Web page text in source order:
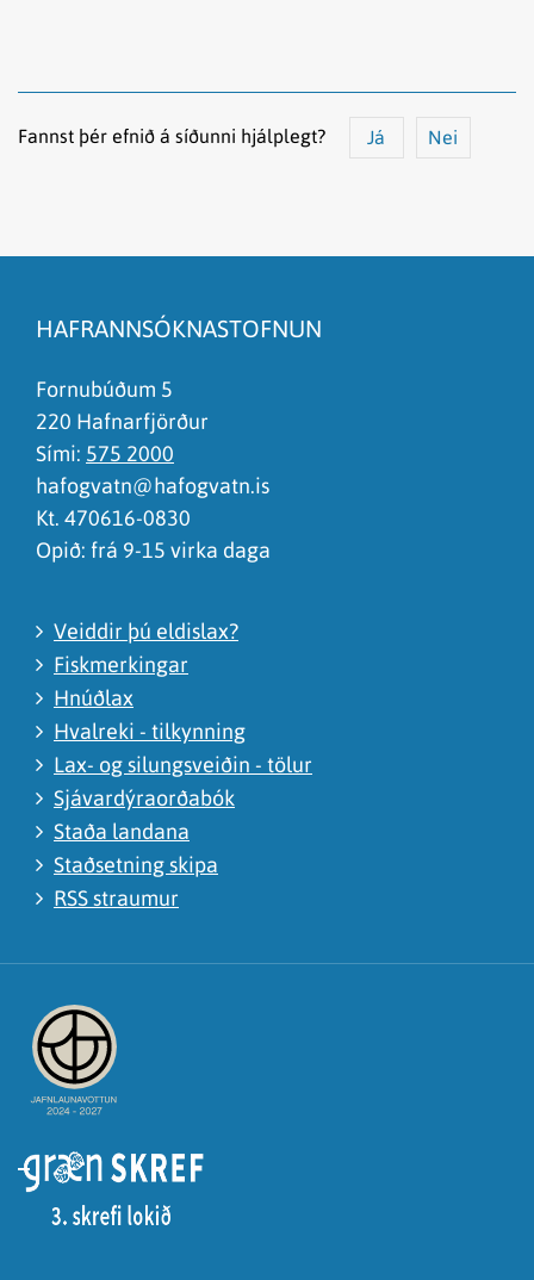
Fannst þér efnið á síðunni hjálplegt? Já Nei
Það er of mikið efni á síðunni
Ég skil ekki efnið, finnst það of flókið
HAFRANNSÓKNASTOFNUN
Fornubúðum 5
220 Hafnarfjörður
Sími: 575 2000
hafogvatn@hafogvatn.is
Kt. 470616-0830
Opið: frá 9-15 virka daga
Veiddir þú eldislax?
Fiskmerkingar
Hnúðlax
Hvalreki - tilkynning
Lax- og silungsveiðin - tölur
Sjávardýraorðabók
Staða landana
Staðsetning skipa
RSS straumur